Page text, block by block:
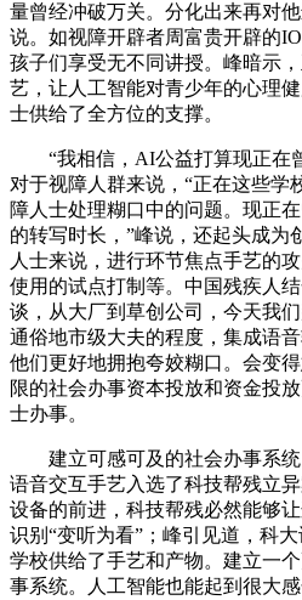
量曾经冲破万关。分化出来再对
说。如视障开辟者周富贵开辟的
孩子们享受无不同讲授。峰暗示
艺，让人工智能对青少年的心理
士供给了全方位的支撑。
“我相信，AI公益打算现正在曾
对于视障人群来说，“正在这些学
障人士处理糊口中的问题。现正
的转写时长，”峰说，还起头成为
人士来说，进行环节焦点手艺的
使用的试点打制等。中国残疾人
谈，从大厂到草创公司，今天我
通俗地市级大夫的程度，集成语
他们更好地拥抱夸姣糊口。会变
限的社会办事资本投放和资金投
士办事。
建立可感可及的社会办事系统
语音交互手艺入选了科技帮残立
设备的前进，科技帮残必然能够
识别“变听为看”；峰引见道，科
学校供给了手艺和产物。建立一
事系统。人工智能也能起到很大